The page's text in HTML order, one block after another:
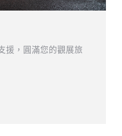
援，圓滿您的觀展旅